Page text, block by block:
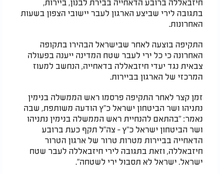
בתגובה לירי שביצע הארגון לעבר יישובי הצפון בשעות
האחרונות.
התקיפה בוצעה לאחר שבישראל הבהירו בתקופה
האחרונה כי כל ירי לעבר שטח המדינה ייענה בפעולה
צבאית נגד יעדי חיזבאללה בדאחייה, הנחשב למעוז
המרכזי של הארגון בביירות.
זמן קצר לאחר התקיפה פרסמו ראש הממשלה בנימין
נתניהו ושר הביטחון ישראל כ"ץ הודעה משותפת, שבה
נאמר: "בהתאם להנחיית ראש הממשלה בנימין נתניהו
ושר הביטחון ישראל כ"ץ - צה"ל תקף כעת ברובע
הדאחייה בביירות מטרות טרור של ארגון הטרור
חיזבאללה, וזאת בתגובה לירי חיזבאללה לעבר שטח
ישראל. ישראל לא תסבול ירי לשטחה".